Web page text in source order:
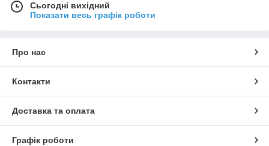
Сьогодні вихідний
Показати весь графік роботи
Про нас
Контакти
Доставка та оплата
Графік роботи